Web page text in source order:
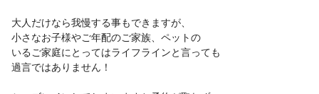
大人だけなら我慢する事もできますが、
小さなお子様やご年配のご家族、ペットの
いるご家庭にとってはライフラインと言っても
過言ではありません！